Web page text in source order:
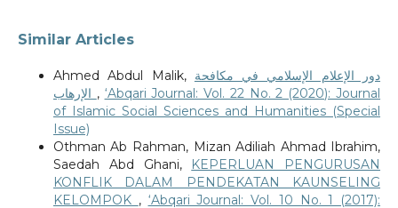
Similar Articles
Ahmed Abdul Malik, دور الإعلام الإسلامي في مكافحة
, ‘Abqari Journal: Vol. 22 No. 2 (2020): Journal
of Islamic Social Sciences and Humanities (Special
Issue)
Othman Ab Rahman, Mizan Adiliah Ahmad Ibrahim,
Saedah Abd Ghani, KEPERLUAN PENGURUSAN
KONFLIK DALAM PENDEKATAN KAUNSELING
KELOMPOK , ‘Abqari Journal: Vol. 10 No. 1 (2017):